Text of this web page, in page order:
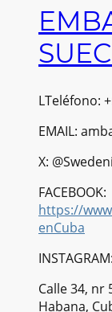
LTeléfono:
EMAIL:
X:
FACEBOOK:
https://
enCuba
INSTAGRAM:
Calle 34, nr
Habana,